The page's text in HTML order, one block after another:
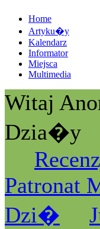
Home
Artyku�y
Kalendarz
Informator
Miejsca
Multimedia
Witaj
Dzia�y
Patronat
Dzi�